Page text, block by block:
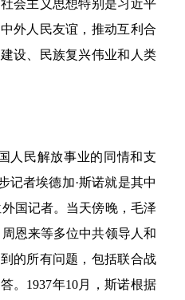
会主义思想特别是习近平
外人民友谊，推动互利合
设、民族复兴伟业和人类
民解放事业的同情和支
记者埃德加·斯诺就是其中
国记者。当天傍晚，毛泽
恩来等多位中共领导人和
的所有问题，包括联合战
。1937年10月，斯诺根据